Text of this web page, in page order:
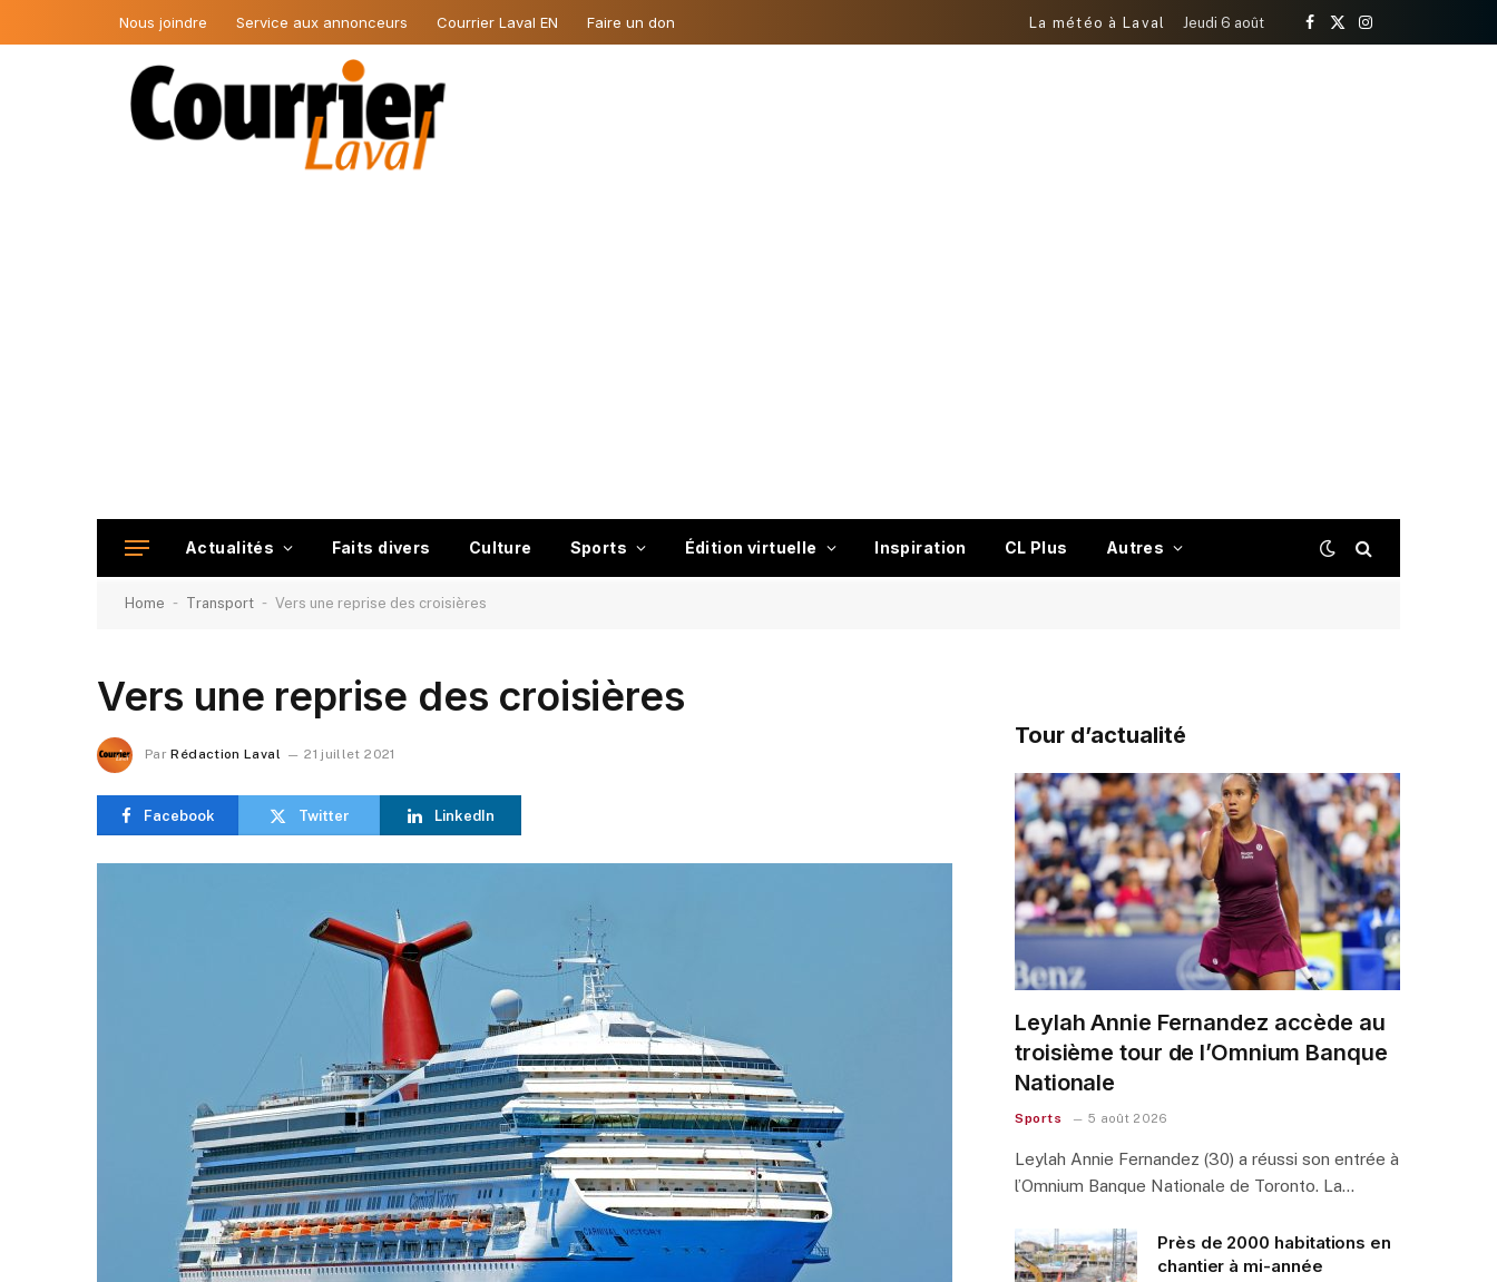
Nous joindre Service aux annonceurs Courrier Laval EN Faire un don La météo à Laval Jeudi 6 août
Facebook
X
Instagram
Actualités Faits divers Culture Sports Édition virtuelle Inspiration CL Plus Autres
Home - Transport - Vers une reprise des croisières
Vers une reprise des croisières
Par Rédaction Laval 21 juillet 2021
Facebook Twitter LinkedIn
Tour d’actualité
Leylah Annie Fernandez accède au
troisième tour de l’Omnium Banque
Nationale
Sports 5 août 2026
Leylah Annie Fernandez (30) a réussi son entrée à
l’Omnium Banque Nationale de Toronto. La…
Près de 2000 habitations en
chantier à mi-année